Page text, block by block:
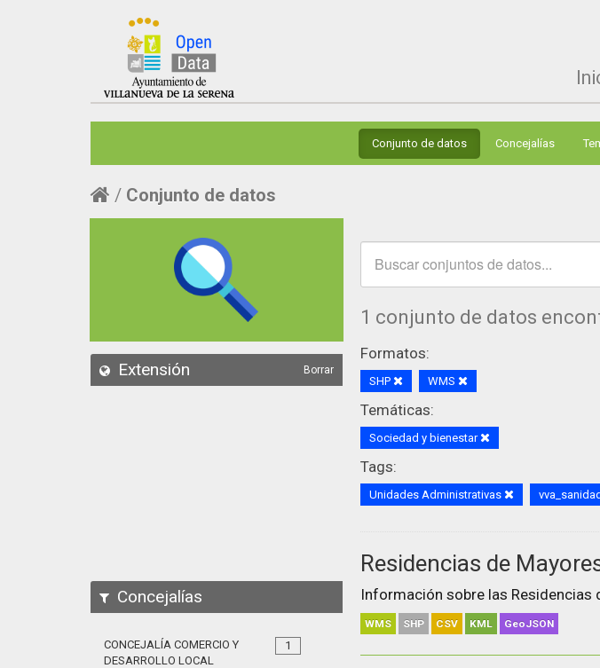
Conjunto de datos Concejalías
Conjunto de datos
Extensión Borrar
Concejalías
1
CONCEJALÍA COMERCIO Y
DESARROLLO LOCAL
1 conjunto de datos
Formatos:
SHP WMS
Temáticas:
Sociedad y bienestar
Tags:
Unidades Administrativas
Residencias de
Información sobre las Residencias
WMS SHP CSV KML GeoJSON